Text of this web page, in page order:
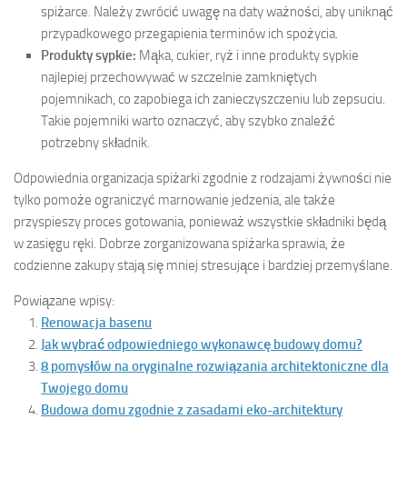
spiżarce. Należy zwrócić uwagę na daty ważności, aby uniknąć
przypadkowego przegapienia terminów ich spożycia.
Produkty sypkie: Mąka, cukier, ryż i inne produkty sypkie
najlepiej przechowywać w szczelnie zamkniętych
pojemnikach, co zapobiega ich zanieczyszczeniu lub zepsuciu.
Takie pojemniki warto oznaczyć, aby szybko znaleźć
potrzebny składnik.
Odpowiednia organizacja spiżarki zgodnie z rodzajami żywności nie
tylko pomoże ograniczyć marnowanie jedzenia, ale także
przyspieszy proces gotowania, ponieważ wszystkie składniki będą
w zasięgu ręki. Dobrze zorganizowana spiżarka sprawia, że
codzienne zakupy stają się mniej stresujące i bardziej przemyślane.
Powiązane wpisy:
Renowacja basenu
Jak wybrać odpowiedniego wykonawcę budowy domu?
8 pomysłów na oryginalne rozwiązania architektoniczne dla
Twojego domu
Budowa domu zgodnie z zasadami eko-architektury